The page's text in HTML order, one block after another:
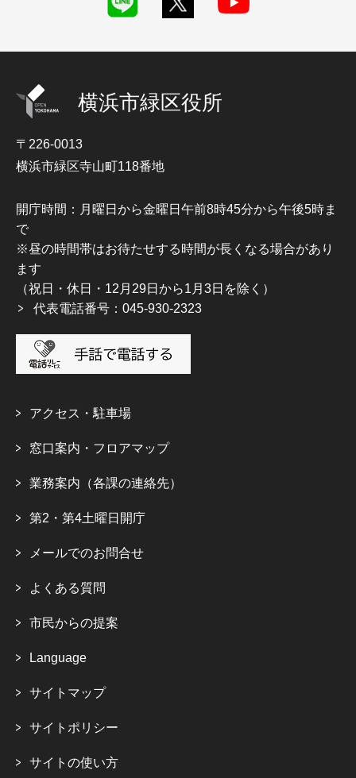
横浜市緑区役所
〒226-0013
横浜市緑区寺山町118番地
開庁時間：月曜日から金曜日午前8時45分から午後5時ま
で
※昼の時間帯はお待たせする時間が長くなる場合があり
ます
（祝日・休日・12月29日から1月3日を除く）
代表電話番号：045-930-2323
アクセス・駐車場
窓口案内・フロアマップ
業務案内（各課の連絡先）
第2・第4土曜日開庁
メールでのお問合せ
よくある質問
市民からの提案
Language
サイトマップ
サイトポリシー
サイトの使い方